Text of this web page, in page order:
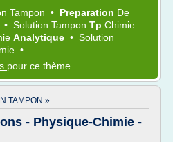
Tampon • Preparation De
• Solution Tampon Tp Chimie
Analytique • Solution
•
pour ce thème
TAMPON »
- Physique-Chimie -